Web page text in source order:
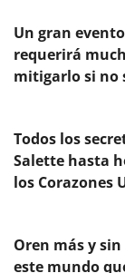
Un gran
requerirá
mitigarlo si no
Todos los
Salette hasta
los Corazones
Oren más y
este mundo